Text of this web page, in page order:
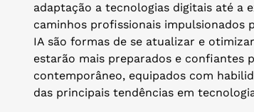
adaptação a tecnologias digitais até a
caminhos profissionais impulsionados
IA são formas de se atualizar e
estarão mais preparados e confiantes
contemporâneo, equipados com
das principais tendências em